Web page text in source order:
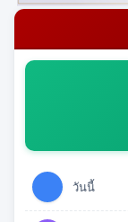
วันนี้